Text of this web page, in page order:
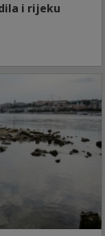
i rijeku